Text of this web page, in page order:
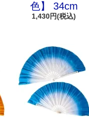
色】 34cm
1,430円(税込)